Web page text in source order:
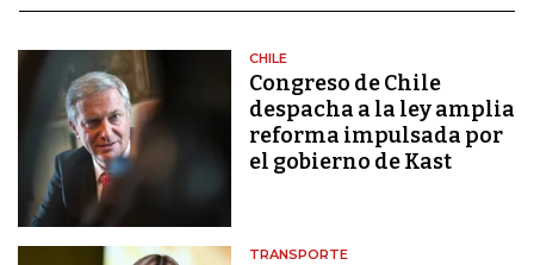
CHILE
Congreso de Chile
despacha a la ley amplia
reforma impulsada por
el gobierno de Kast
TRANSPORTE